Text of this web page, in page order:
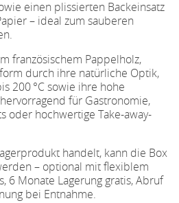
einen plissierten Backeinsatz
– ideal zum sauberen
französischem Pappelholz,
durch ihre natürliche Optik,
200 °C sowie ihre hohe
für Gastronomie,
oder hochwertige Take-away-
handelt, kann die Box
– optional mit flexiblem
6 Monate Lagerung gratis, Abruf
bei Entnahme.